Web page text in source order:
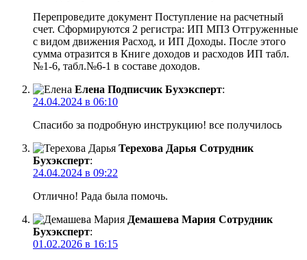
Перепроведите документ Поступление на расчетный
счет. Сформируются 2 регистра: ИП МПЗ Отгруженные
с видом движения Расход, и ИП Доходы. После этого
сумма отразится в Книге доходов и расходов ИП табл.
№1-6, табл.№6-1 в составе доходов.
Елена Подписчик Бухэксперт:
24.04.2024 в 06:10
Спасибо за подробную инструкцию! все получилось
Терехова Дарья Сотрудник
Бухэксперт:
24.04.2024 в 09:22
Отлично! Рада была помочь.
Демашева Мария Сотрудник
Бухэксперт:
01.02.2026 в 16:15